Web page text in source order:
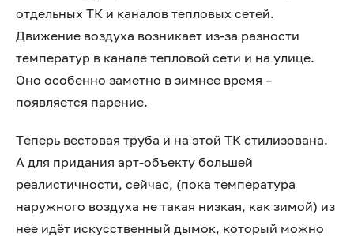
отдельных ТК и каналов тепловых сетей.
Движение воздуха возникает из-за разности
температур в канале тепловой сети и на улице.
Оно особенно заметно в зимнее время –
появляется парение.
Теперь вестовая труба и на этой ТК стилизована.
А для придания арт-объекту большей
реалистичности, сейчас, (пока температура
наружного воздуха не такая низкая, как зимой) из
нее идёт искусственный дымок, который можно